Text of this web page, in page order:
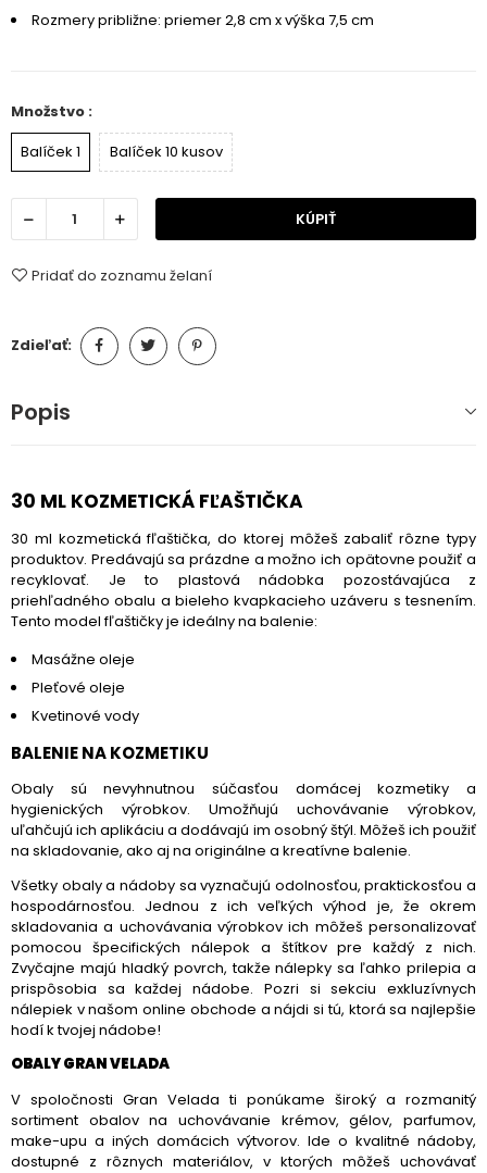
Rozmery približne: priemer 2,8 cm x výška 7,5 cm
Množstvo :
Balíček 1
Balíček 10 kusov
KÚPIŤ
Pridať do zoznamu želaní
Zdieľať:
Popis
30 ML KOZMETICKÁ FĽAŠTIČKA
30 ml kozmetická fľaštička, do ktorej môžeš zabaliť rôzne typy
produktov. Predávajú sa prázdne a možno ich opätovne použiť a
recyklovať. Je to plastová nádobka pozostávajúca z
priehľadného obalu a bieleho kvapkacieho uzáveru s tesnením.
Tento model fľaštičky je ideálny na balenie:
Masážne oleje
Pleťové oleje
Kvetinové vody
BALENIE NA KOZMETIKU
Obaly sú nevyhnutnou súčasťou domácej kozmetiky a
hygienických výrobkov. Umožňujú uchovávanie výrobkov,
uľahčujú ich aplikáciu a dodávajú im osobný štýl. Môžeš ich použiť
na skladovanie, ako aj na originálne a kreatívne balenie.
Všetky obaly a nádoby sa vyznačujú odolnosťou, praktickosťou a
hospodárnosťou. Jednou z ich veľkých výhod je, že okrem
skladovania a uchovávania výrobkov ich môžeš personalizovať
pomocou špecifických nálepok a štítkov pre každý z nich.
Zvyčajne majú hladký povrch, takže nálepky sa ľahko prilepia a
prispôsobia sa každej nádobe. Pozri si sekciu exkluzívnych
nálepiek v našom online obchode a nájdi si tú, ktorá sa najlepšie
hodí k tvojej nádobe!
OBALY GRAN VELADA
V spoločnosti Gran Velada ti ponúkame široký a rozmanitý
sortiment obalov na uchovávanie krémov, gélov, parfumov,
make-upu a iných domácich výtvorov. Ide o kvalitné nádoby,
dostupné z rôznych materiálov, v ktorých môžeš uchovávať